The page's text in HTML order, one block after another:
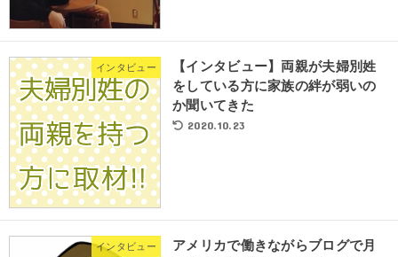
インタビュー
【インタビュー】両親が夫婦別姓
をしている方に家族の絆が弱いの
か聞いてきた
2020.10.23
インタビュー
アメリカで働きながらブログで月